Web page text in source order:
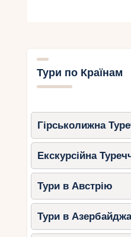
Кушадаси
Егейське море
Вересень
Температура
Ідеальні умови
відпочинку.
Жовтень
Тури по Країнам
Гірськолижна
Екскурсійна
Тури в Австрію
Тури в